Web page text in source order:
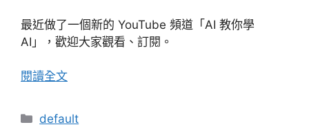
最近做了一個新的 YouTube 頻道「AI 教你學
AI」，歡迎大家觀看、訂閱。
閱讀全文
分
default